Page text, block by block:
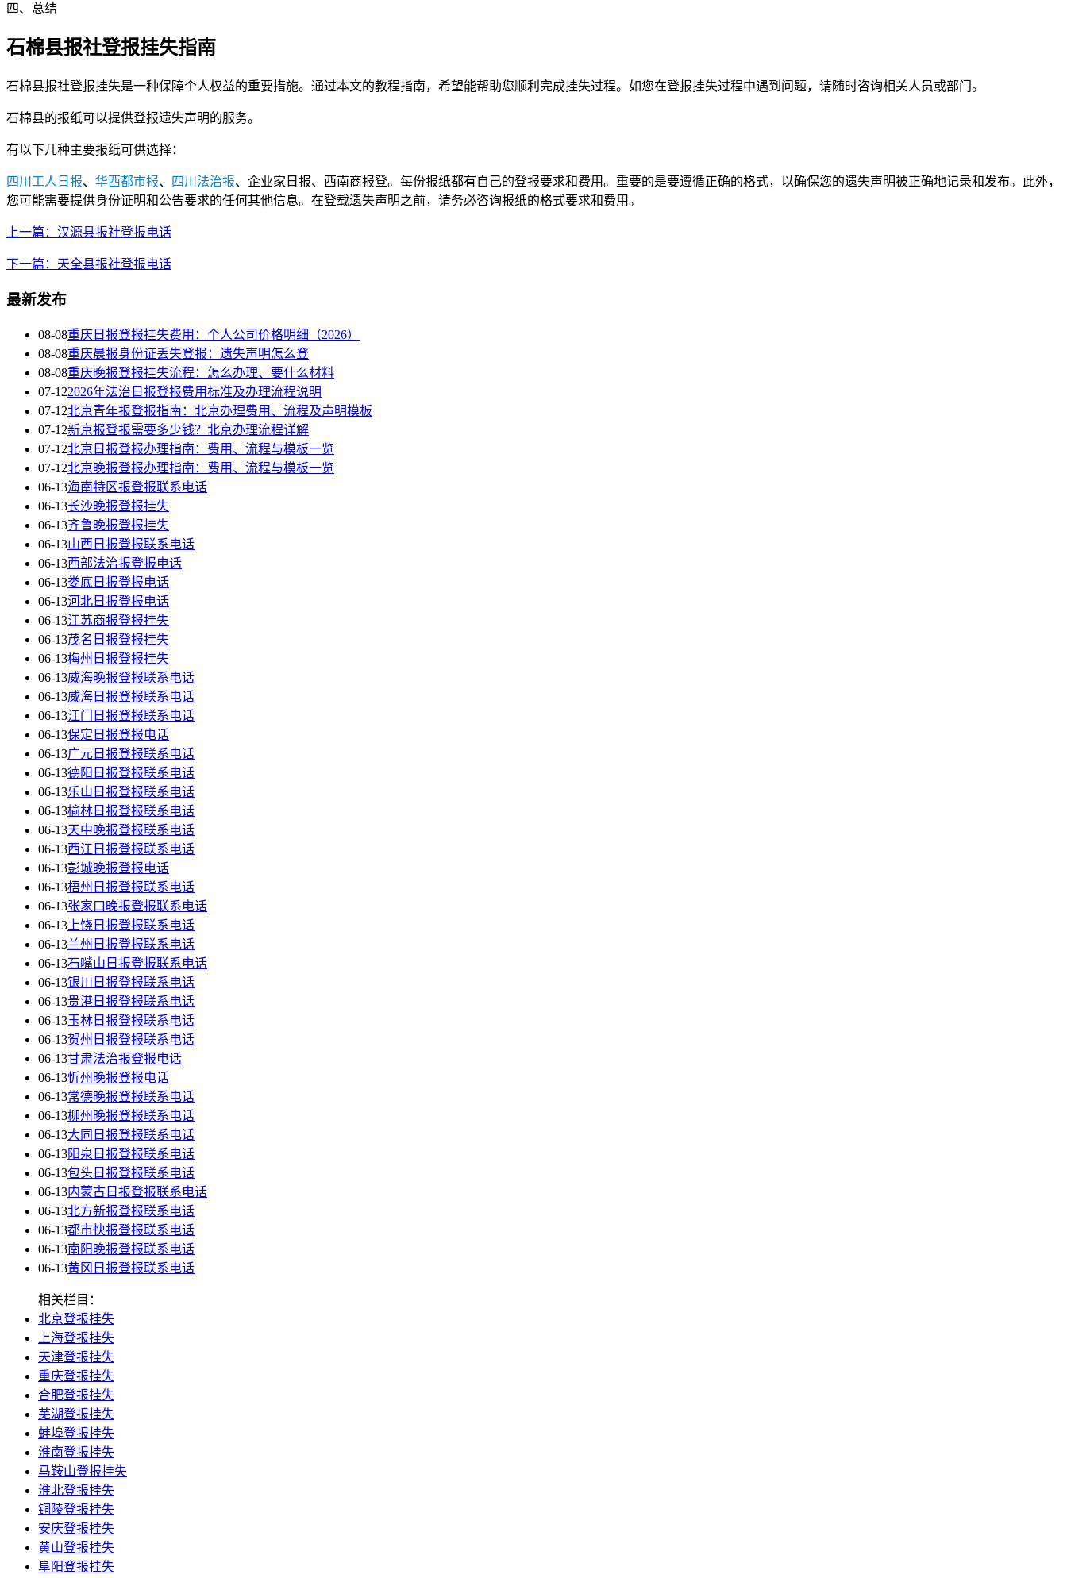
四、总结
石棉县报社登报挂失指南
石棉县报社登报挂失是一种保障个人权益的重要措施。通过本文的教程指南，希望能帮助您顺利完成挂失过程。如您在登报挂失过程中遇到问题，请随时咨询相关人员或部门。
石棉县的报纸可以提供登报遗失声明的服务。
有以下几种主要报纸可供选择：
四川工人日报、 华西都市报、 四川法治报、企业家日报、西南商报登。每份报纸都有自己的登报要求和费用。重要的是要遵循正确的格式，以确保您的遗失声明被正确地记录和发布。此外，
您可能需要提供身份证明和公告要求的任何其他信息。在登载遗失声明之前，请务必咨询报纸的格式要求和费用。
上一篇：汉源县报社登报电话
下一篇：天全县报社登报电话
最新发布
08-08重庆日报登报挂失费用：个人公司价格明细（2026）
08-08重庆晨报身份证丢失登报：遗失声明怎么登
08-08重庆晚报登报挂失流程：怎么办理、要什么材料
07-122026年法治日报登报费用标准及办理流程说明
07-12北京青年报登报指南：北京办理费用、流程及声明模板
07-12新京报登报需要多少钱？北京办理流程详解
07-12北京日报登报办理指南：费用、流程与模板一览
07-12北京晚报登报办理指南：费用、流程与模板一览
06-13海南特区报登报联系电话
06-13长沙晚报登报挂失
06-13齐鲁晚报登报挂失
06-13山西日报登报联系电话
06-13西部法治报登报电话
06-13娄底日报登报电话
06-13河北日报登报电话
06-13江苏商报登报挂失
06-13茂名日报登报挂失
06-13梅州日报登报挂失
06-13威海晚报登报联系电话
06-13威海日报登报联系电话
06-13江门日报登报联系电话
06-13保定日报登报电话
06-13广元日报登报联系电话
06-13德阳日报登报联系电话
06-13乐山日报登报联系电话
06-13榆林日报登报联系电话
06-13天中晚报登报联系电话
06-13西江日报登报联系电话
06-13彭城晚报登报电话
06-13梧州日报登报联系电话
06-13张家口晚报登报联系电话
06-13 上饶日报登报联系电话
06-13兰州日报登报联系电话
06-13石嘴山日报登报联系电话
06-13银川日报登报联系电话
06-13贵港日报登报联系电话
06-13玉林日报登报联系电话
06-13贺州日报登报联系电话
06-13甘肃法治报登报电话
06-13忻州晚报登报电话
06-13常德晚报登报联系电话
06-13柳州晚报登报联系电话
06-13大同日报登报联系电话
06-13阳泉日报登报联系电话
06-13包头日报登报联系电话
06-13内蒙古日报登报联系电话
06-13北方新报登报联系电话
06-13都市快报登报联系电话
06-13南阳晚报登报联系电话
06-13黄冈日报登报联系电话
相关栏目：
北京登报挂失
上海登报挂失
天津登报挂失
重庆登报挂失
合肥登报挂失
芜湖登报挂失
蚌埠登报挂失
淮南登报挂失
马鞍山登报挂失
淮北登报挂失
铜陵登报挂失
安庆登报挂失
黄山登报挂失
阜阳登报挂失